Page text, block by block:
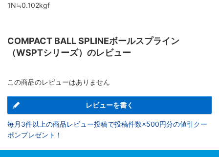
1N≒0.102kgf
COMPACT BALL SPLINEボールスプライン
（WSPTシリーズ）のレビュー
この商品のレビューはありません
レビューを書く
毎月3件以上の商品レビュー投稿で投稿件数×500円分の値引クー
ポンプレゼント！